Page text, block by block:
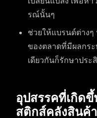
รณ์นั้นๆ
ช่วยให้แบรนด์ต่างๆ
ของตลาดที่มีผลกร
เดียวกันก็รักษาปร
อุปสรรคที่เกิดขึ้
สติกส์คลังสินค้